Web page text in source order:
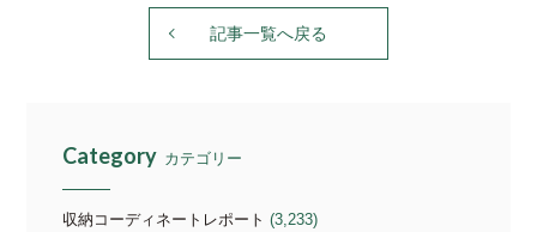
記事一覧へ戻る
Category カテゴリー
収納コーディネートレポート (3,233)